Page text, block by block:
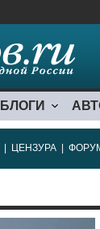
БЛОГИ
ЦЕНЗУРА